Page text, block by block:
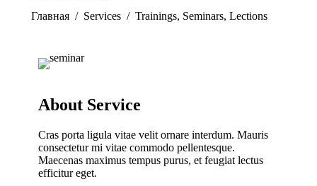
Вы находитесь здесь:
Главная Services Trainings, Seminars, Lections
About Service
Cras porta ligula vitae velit ornare interdum. Mauris
consectetur mi vitae commodo pellentesque.
Maecenas maximus tempus purus, et feugiat lectus
efficitur eget.